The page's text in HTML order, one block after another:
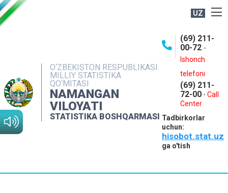
UZ
O‘ZBEKISTON RESPUBLIKASI
MILLIY STATISTIKA
QO‘MITASI
NAMANGAN
VILOYATI
STATISTIKA BOSHQARMASI
(69) 211-
00-72 -
Ishonch
telefoni
(69) 211-
72-00 - Call
Center
Tadbirkorlar
uchun:
hisobot.stat.uz
ga o'tish
NASHRLAR
INTERAKTIV XIZMATLAR
MATBUOT XIZMATI
MUROJAATLAR